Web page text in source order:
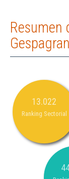
Resumen
13.022
Ranking Sectorial